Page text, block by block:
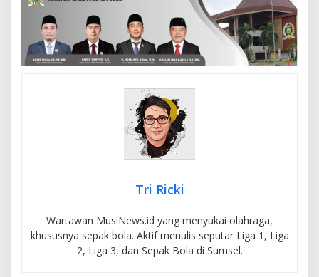
Tri Ricki
Wartawan MusiNews.id yang menyukai olahraga,
khususnya sepak bola. Aktif menulis seputar Liga 1, Liga
2, Liga 3, dan Sepak Bola di Sumsel.